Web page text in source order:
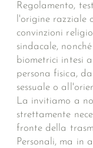
Regolamento,
l'origine razziale
convinzioni
sindacale,
biometrici intesi
persona fisica,
sessuale o
La invitiamo a
strettamente
fronte della
Personali, ma in